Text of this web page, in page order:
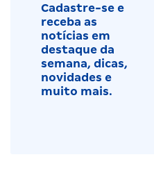
Cadastre-se e
receba as
notícias em
destaque da
semana, dicas,
novidades e
muito mais.